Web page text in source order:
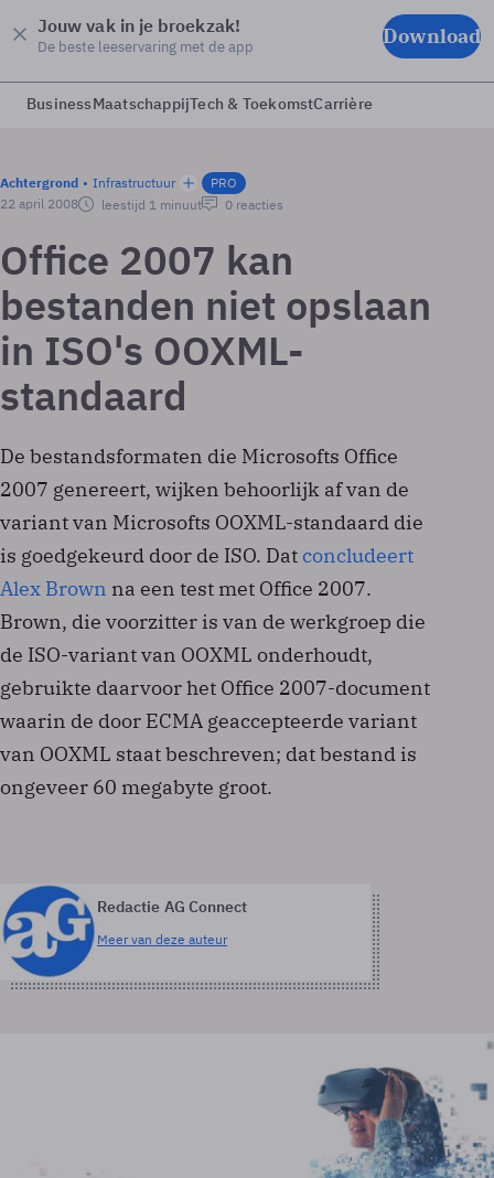
Jouw vak in je broekzak!
De beste leeservaring met de app Download
BusinessMaatschappijTech & ToekomstCarrière
Achtergrond Infrastructuur
PRO
22 april 2008
leestijd 1 minuut 0 reacties
Office 2007 kan
bestanden niet opslaan
in ISO's OOXML-
standaard
De bestandsformaten die Microsofts Office
2007 genereert, wijken behoorlijk af van de
variant van Microsofts OOXML-standaard die
is goedgekeurd door de ISO. Datconcludeert
Alex Brown na een test met Office 2007.
Brown, die voorzitter is van de werkgroep die
de ISO-variant van OOXML onderhoudt,
gebruikte daarvoor het Office 2007-document
waarin de door ECMA geaccepteerde variant
van OOXML staat beschreven; dat bestand is
ongeveer 60 megabyte groot.
Redactie AG Connect
Meer van deze auteur